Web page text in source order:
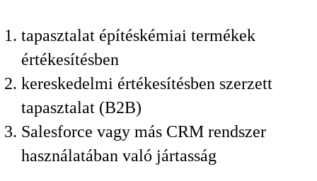
tapasztalat építéskémiai termékek
értékesítésben
kereskedelmi értékesítésben szerzett
tapasztalat (B2B)
Salesforce vagy más CRM rendszer
használatában való jártasság